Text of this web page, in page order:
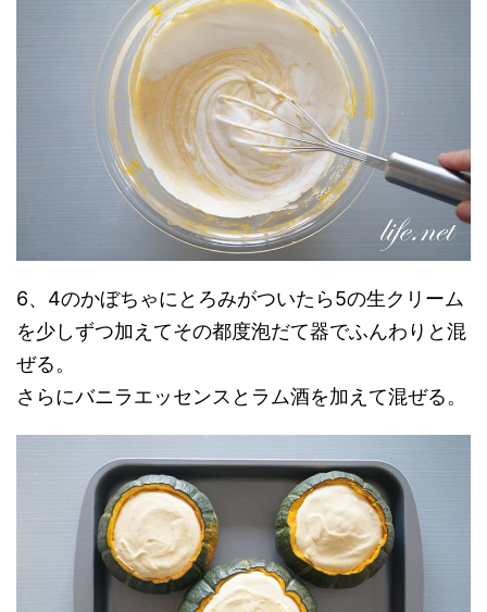
6、4のかぼちゃにとろみがついたら5の生クリーム
を少しずつ加えてその都度泡だて器でふんわりと混
ぜる。
さらにバニラエッセンスとラム酒を加えて混ぜる。